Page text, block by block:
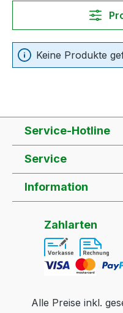
Keine Produkte
Service-Hotline
Service
Information
Zahlarten
Alle Preise inkl.